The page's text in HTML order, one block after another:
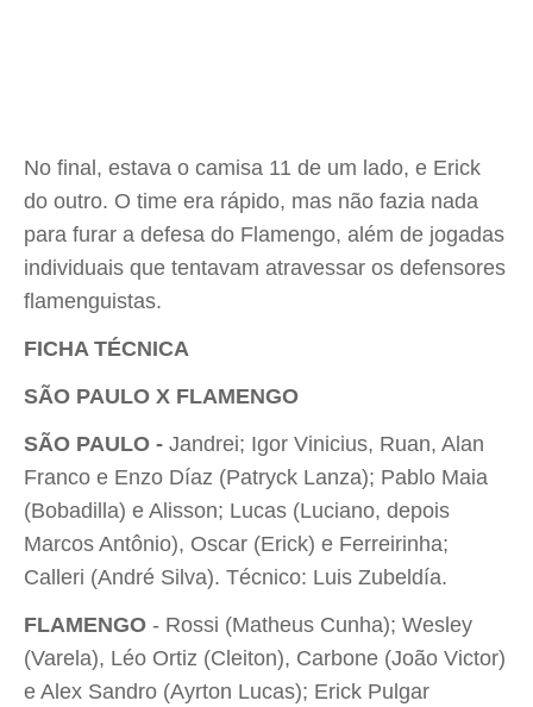
No final, estava o camisa 11 de um lado, e Erick
do outro. O time era rápido, mas não fazia nada
para furar a defesa do Flamengo, além de jogadas
individuais que tentavam atravessar os defensores
flamenguistas.
FICHA TÉCNICA
SÃO PAULO X FLAMENGO
SÃO PAULO - Jandrei; Igor Vinicius, Ruan, Alan
Franco e Enzo Díaz (Patryck Lanza); Pablo Maia
(Bobadilla) e Alisson; Lucas (Luciano, depois
Marcos Antônio), Oscar (Erick) e Ferreirinha;
Calleri (André Silva). Técnico: Luis Zubeldía.
FLAMENGO - Rossi (Matheus Cunha); Wesley
(Varela), Léo Ortiz (Cleiton), Carbone (João Victor)
e Alex Sandro (Ayrton Lucas); Erick Pulgar